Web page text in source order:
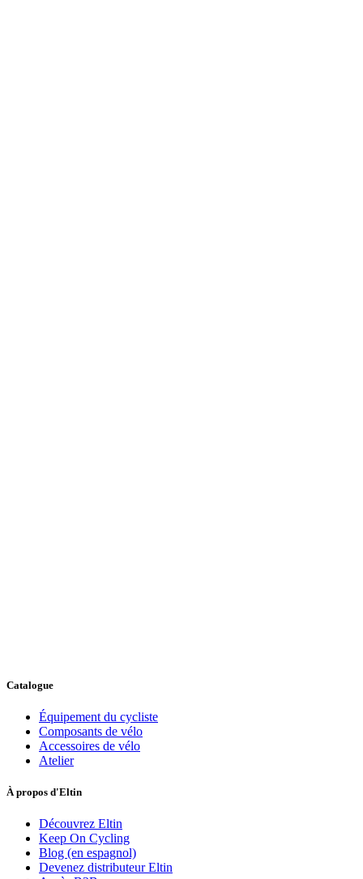
Catalogue
Équipement du cycliste
Composants de vélo
Accessoires de vélo
Atelier
À propos d'Eltin
Découvrez Eltin
Keep On Cycling
Blog (en espagnol)
Devenez distributeur Eltin